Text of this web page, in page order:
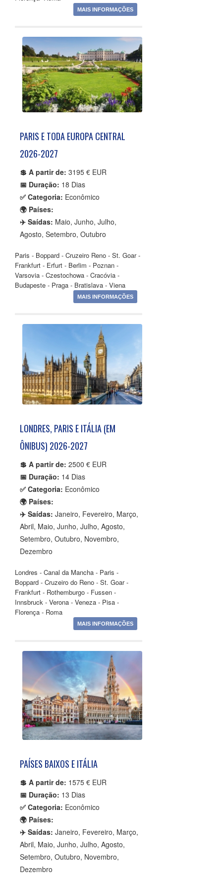
MAIS INFORMAÇÕES
PARIS E TODA EUROPA CENTRAL
2026-2027
💲 A partir de: 3195 € EUR
📅 Duração: 18 Dias
✅ Categoria: Econômico
🌍 Países:
✈️ Saídas: Maio, Junho, Julho,
Agosto, Setembro, Outubro
Paris - Boppard - Cruzeiro Reno - St. Goar -
Frankfurt - Erfurt - Berlim - Poznan -
Varsovia - Czestochowa - Cracóvia -
Budapeste - Praga - Bratislava - Viena
MAIS INFORMAÇÕES
LONDRES, PARIS E ITÁLIA (EM
ÔNIBUS) 2026-2027
💲 A partir de: 2500 € EUR
📅 Duração: 14 Dias
✅ Categoria: Econômico
🌍 Países:
✈️ Saídas: Janeiro, Fevereiro, Março,
Abril, Maio, Junho, Julho, Agosto,
Setembro, Outubro, Novembro,
Dezembro
Londres - Canal da Mancha - Paris -
Boppard - Cruzeiro do Reno - St. Goar -
Frankfurt - Rothemburgo - Fussen -
Innsbruck - Verona - Veneza - Pisa -
Florença - Roma
MAIS INFORMAÇÕES
PAÍSES BAIXOS E ITÁLIA
💲 A partir de: 1575 € EUR
📅 Duração: 13 Dias
✅ Categoria: Econômico
🌍 Países:
✈️ Saídas: Janeiro, Fevereiro, Março,
Abril, Maio, Junho, Julho, Agosto,
Setembro, Outubro, Novembro,
Dezembro